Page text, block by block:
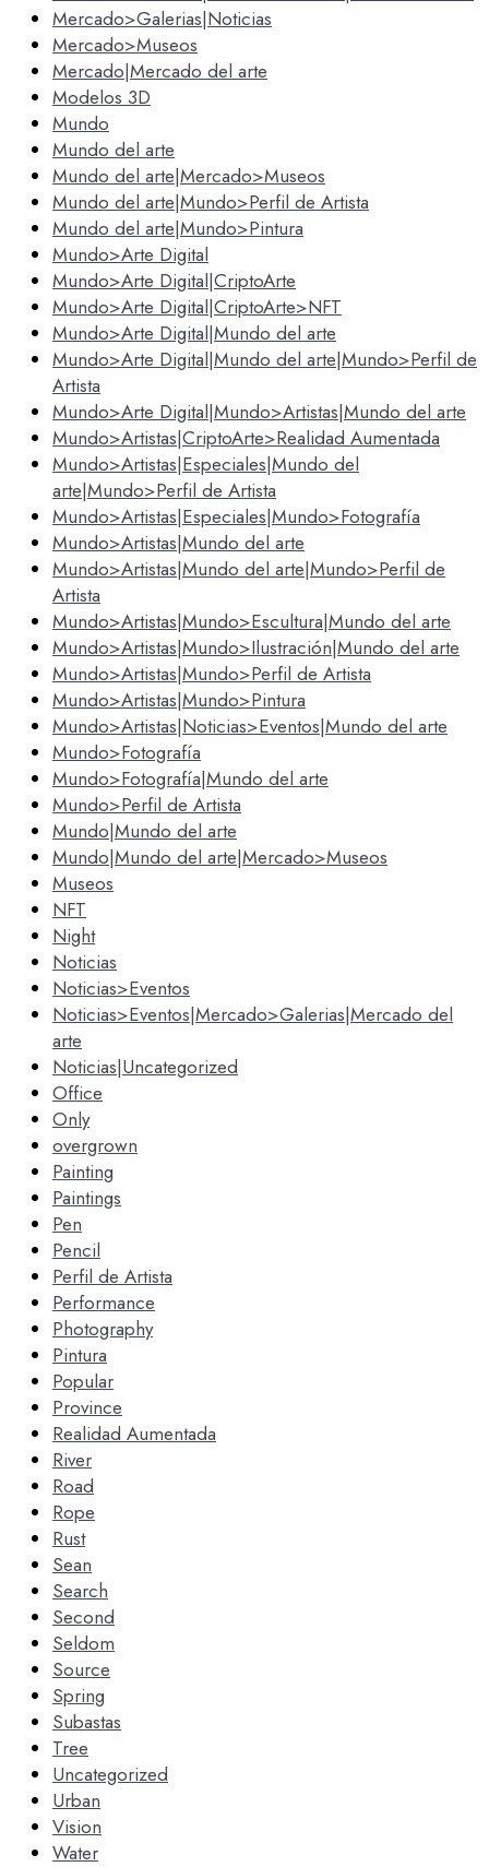
Mercado>Galerias|Noticias
Mercado>Museos
Mercado|Mercado del arte
Modelos 3D
Mundo
Mundo del arte
Mundo del arte|Mercado>Museos
Mundo del arte|Mundo>Perfil de Artista
Mundo del arte|Mundo>Pintura
Mundo>Arte Digital
Mundo>Arte Digital|CriptoArte
Mundo>Arte Digital|CriptoArte>NFT
Mundo>Arte Digital|Mundo del arte
Mundo>Arte Digital|Mundo del arte|Mundo>Perfil de
Artista
Mundo>Arte Digital|Mundo>Artistas|Mundo del arte
Mundo>Artistas|CriptoArte>Realidad Aumentada
Mundo>Artistas|Especiales|Mundo del
arte|Mundo>Perfil de Artista
Mundo>Artistas|Especiales|Mundo>Fotografía
Mundo>Artistas|Mundo del arte
Mundo>Artistas|Mundo del arte|Mundo>Perfil de
Artista
Mundo>Artistas|Mundo>Escultura|Mundo del arte
Mundo>Artistas|Mundo>Ilustración|Mundo del arte
Mundo>Artistas|Mundo>Perfil de Artista
Mundo>Artistas|Mundo>Pintura
Mundo>Artistas|Noticias>Eventos|Mundo del arte
Mundo>Fotografía
Mundo>Fotografía|Mundo del arte
Mundo>Perfil de Artista
Mundo|Mundo del arte
Mundo|Mundo del arte|Mercado>Museos
Museos
NFT
Night
Noticias
Noticias>Eventos
Noticias>Eventos|Mercado>Galerias|Mercado del
arte
Noticias|Uncategorized
Office
Only
overgrown
Painting
Paintings
Pen
Pencil
Perfil de Artista
Performance
Photography
Pintura
Popular
Province
Realidad Aumentada
River
Road
Rope
Rust
Sean
Search
Second
Seldom
Source
Spring
Subastas
Tree
Uncategorized
Urban
Vision
Water